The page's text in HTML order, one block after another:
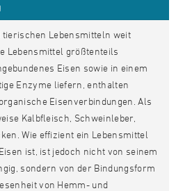
Lebensmitteln weit
Lebensmittel größtenteils
Eisen sowie in einem
Enzyme liefern, enthalten
Eisenverbindungen. Als
Kalbfleisch, Schweinleber,
Wie effizient ein Lebensmittel
ist, ist jedoch nicht von seinem
sondern von der Bindungsform
von Hemm- und